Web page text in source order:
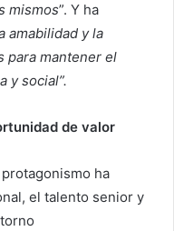
mismos”. Y ha
amabilidad y la
para mantener el
y social”.
de valor
ha
el talento senior y